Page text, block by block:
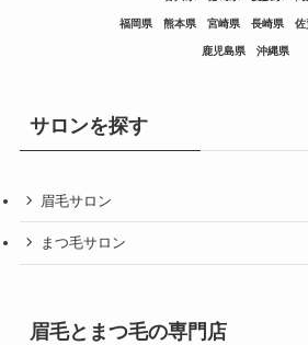
福岡県 熊本県 宮崎県 長崎県 佐
鹿児島県 沖縄県
サロンを探す
眉毛サロン
まつ毛サロン
眉毛とまつ毛の専門店